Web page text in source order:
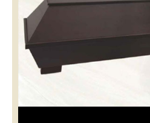
Bestattungsarten